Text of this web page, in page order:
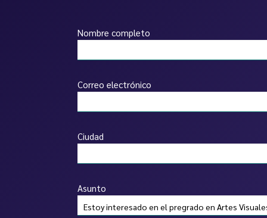
Nombre completo
Correo electrónico
Ciudad
Asunto